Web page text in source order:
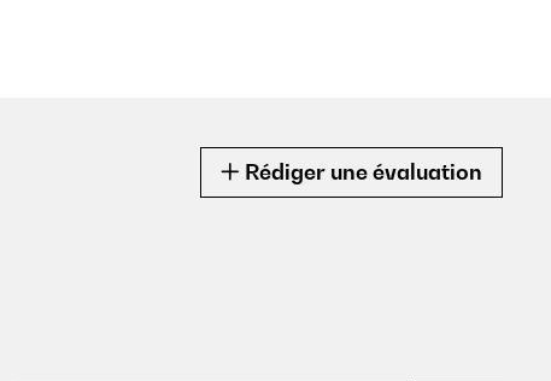
Rédiger une évaluation